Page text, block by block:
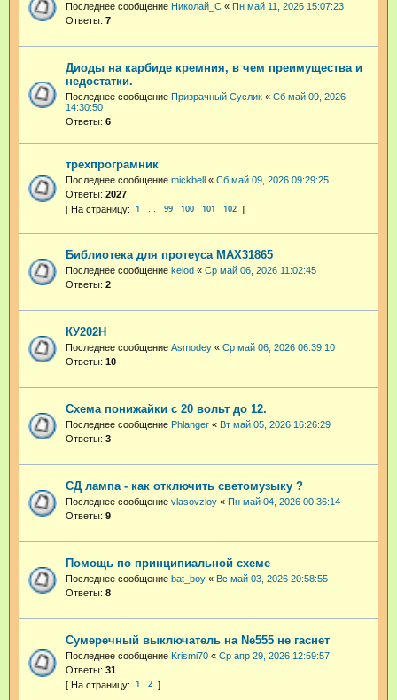
Последнее сообщение Николай_С « Пн май 11, 2026 15:07:23
Ответы: 7
Диоды на карбиде кремния, в чем преимущества и
недостатки.
Последнее сообщение Призрачный Суслик « Сб май 09, 2026
14:30:50
Ответы: 6
трехпрограмник
Последнее сообщение mickbell « Сб май 09, 2026 09:29:25
Ответы: 2027
1 … 99 100 101 102
Библиотека для протеуса MAX31865
Последнее сообщение kelod « Ср май 06, 2026 11:02:45
Ответы: 2
КУ202Н
Последнее сообщение Asmodey « Ср май 06, 2026 06:39:10
Ответы: 10
Схема понижайки с 20 вольт до 12.
Последнее сообщение Phlanger « Вт май 05, 2026 16:26:29
Ответы: 3
СД лампа - как отключить светомузыку ?
Последнее сообщение vlasovzloy « Пн май 04, 2026 00:36:14
Ответы: 9
Помощь по принципиальной схеме
Последнее сообщение bat_boy « Вс май 03, 2026 20:58:55
Ответы: 8
Сумеречный выключатель на Ne555 не гаснет
Последнее сообщение Krismi70 « Ср апр 29, 2026 12:59:57
Ответы: 31
1 2